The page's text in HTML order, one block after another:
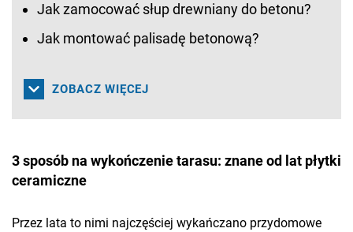
Jak zamocować słup drewniany do betonu?
Jak montować palisadę betonową?
ZOBACZ WIĘCEJ
3 sposób na wykończenie tarasu: znane od lat płytki
ceramiczne
Przez lata to nimi najczęściej wykańczano przydomowe